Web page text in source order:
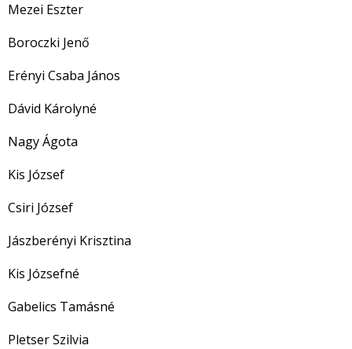
Mezei Eszter
Boroczki Jenő
Erényi Csaba János
Dávid Károlyné
Nagy Ágota
Kis József
Csiri József
Jászberényi Krisztina
Kis Józsefné
Gabelics Tamásné
Pletser Szilvia